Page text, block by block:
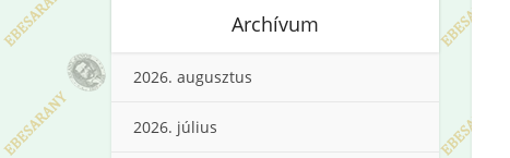
Archívum
2026. augusztus
2026. július